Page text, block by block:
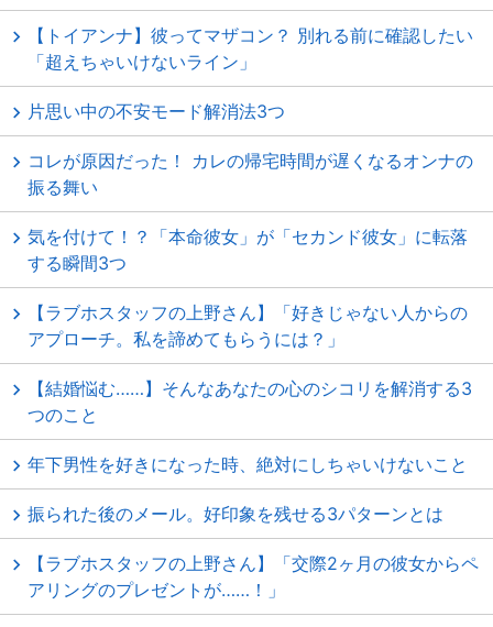
【トイアンナ】彼ってマザコン？ 別れる前に確認したい
「超えちゃいけないライン」
片思い中の不安モード解消法3つ
コレが原因だった！ カレの帰宅時間が遅くなるオンナの
振る舞い
気を付けて！？「本命彼女」が「セカンド彼女」に転落
する瞬間3つ
【ラブホスタッフの上野さん】「好きじゃない人からの
アプローチ。私を諦めてもらうには？」
【結婚悩む……】そんなあなたの心のシコリを解消する3
つのこと
年下男性を好きになった時、絶対にしちゃいけないこと
振られた後のメール。好印象を残せる3パターンとは
【ラブホスタッフの上野さん】「交際2ヶ月の彼女からペ
アリングのプレゼントが……！」